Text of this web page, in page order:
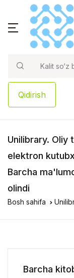
Qidirish
Unilibrary. Oliy
elektron
Barcha
olindi
Bosh sahifa
Barcha